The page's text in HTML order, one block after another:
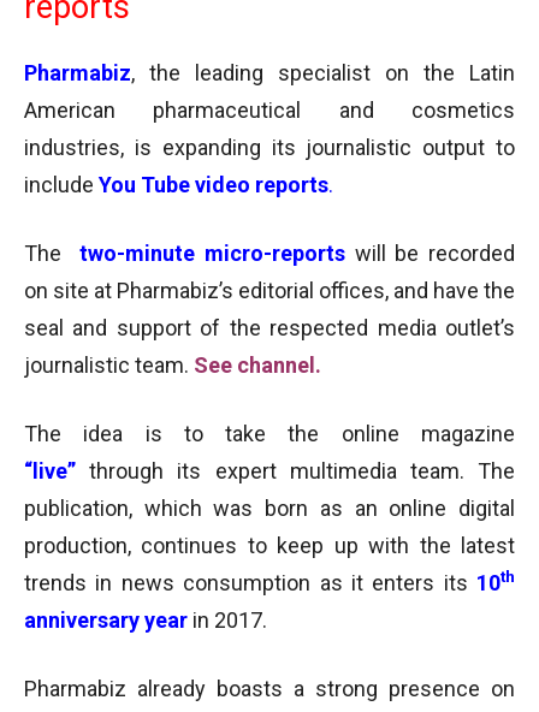
Pharmabiz, the leading specialist on the Latin
American pharmaceutical and cosmetics
industries, is expanding its journalistic output to
include You Tube video reports.
Thetwo-minute micro-reports will be recorded
on site at Pharmabiz’s editorial offices, and have the
seal and support of the respected media outlet’s
journalistic team. See channel.
The idea is to take the online magazine
“live” through its expert multimedia team. The
publication, which was born as an online digital
production, continues to keep up with the latest
trends in news consumption as it enters its 10th
anniversary year in 2017.
Pharmabiz already boasts a strong presence on